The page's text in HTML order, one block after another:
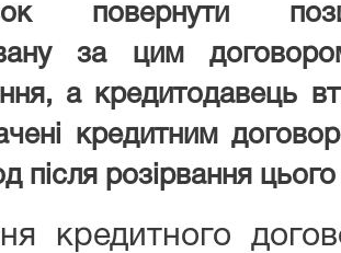
повернути
за цим
а кредитодавець
кредитним
після розірвання
кредитного